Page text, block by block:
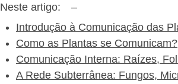
Neste artigo:
–
Introdução à Comunicação das
Como as Plantas se Comunicam?
Comunicação Interna: Raízes,
A Rede Subterrânea: Fungos,